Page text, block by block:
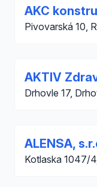
AKC
Pivovarská 10,
AKTIV
Drhovle 17,
ALENSA,
Kotlaska 1047/